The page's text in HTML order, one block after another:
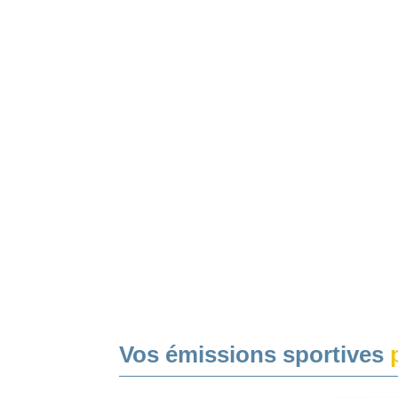
Vos émissions sportives